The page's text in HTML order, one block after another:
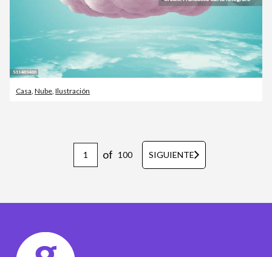
Casa Nube Ilustración
of 100 SIGUIENTE